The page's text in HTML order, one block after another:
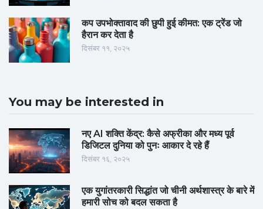
कप उपभोक्तावाद की छुपी हुई कीमत: एक ट्रेंड जो
हैरान कर देता है
दिसंबर ११, २०२५
You may be interested in
नए AI शक्ति केंद्र: कैसे अफ्रीका और मध्य पूर्व
डिजिटल दुनिया को पुनः आकार दे रहे हैं
दिसंबर १६, २०२५
एक युगांतरकारी सिद्धांत जो चीनी अर्थशास्त्र के बारे में
हमारी सोच को बदल सकता है